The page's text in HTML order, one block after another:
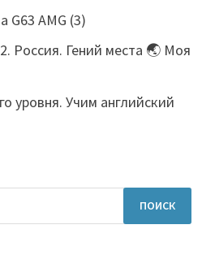
G63 AMG (3)
Россия. Гений места 🌏 Моя
уровня. Учим английский